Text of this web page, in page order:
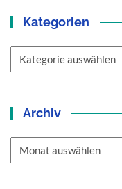
Kategorien
Archiv